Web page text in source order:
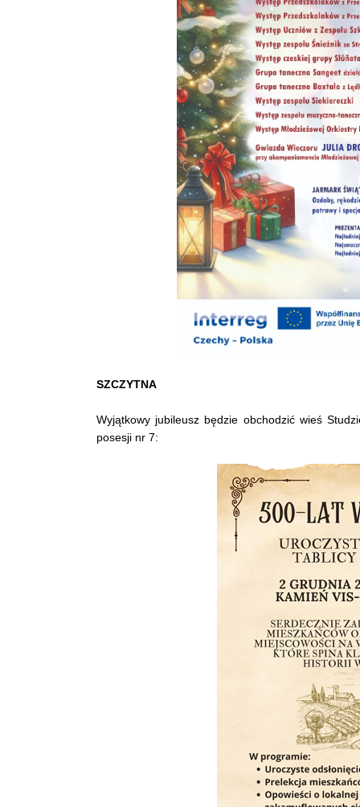
SZCZYTNA
Wyjątkowy jubileusz będzie obchodzić wieś
posesji nr 7: